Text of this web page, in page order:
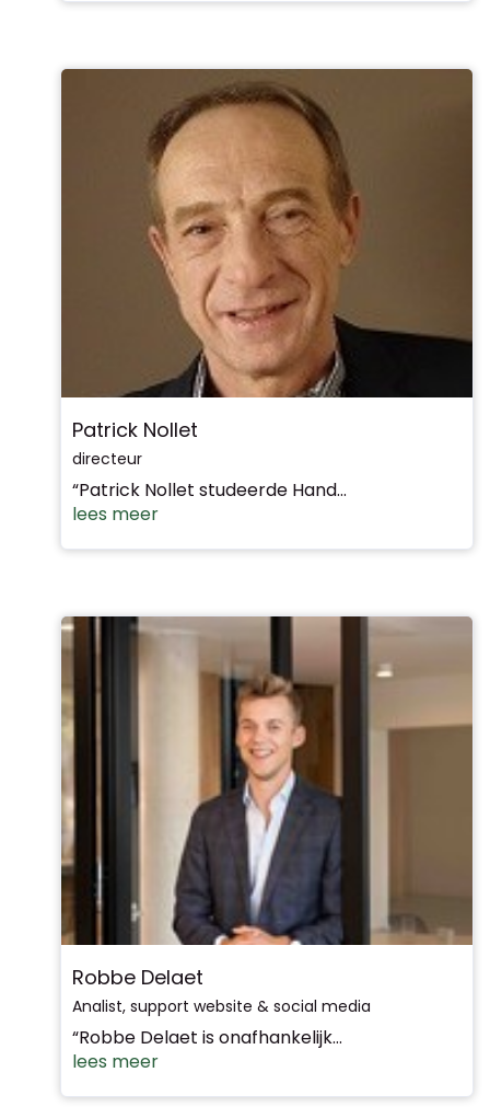
Patrick Nollet
directeur
“Patrick Nollet studeerde Hand...
lees meer
Robbe Delaet
Analist, support website & social media
“Robbe Delaet is onafhankelijk...
lees meer